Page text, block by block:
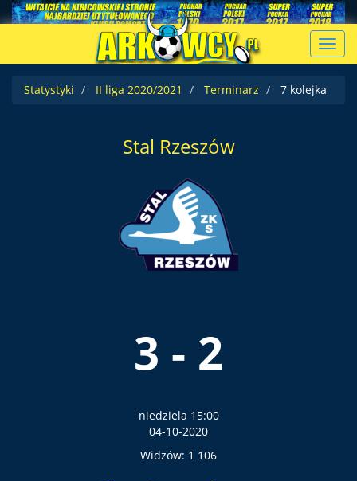
Statystyki
II liga 2020/2021 Terminarz 7 kolejka
Stal Rzeszów
3 - 2
niedziela 15:00
04-10-2020
Widzów: 1 106